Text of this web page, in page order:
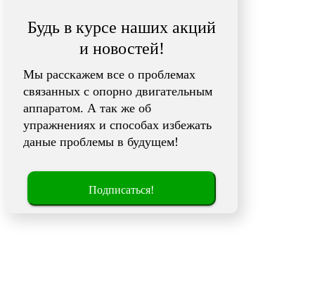
Будь в курсе наших акций
и новостей!
Мы расскажем все о проблемах
связанных с опорно двигательным
аппаратом. А так же об
упражнениях и способах избежать
даные проблемы в будущем!
Подписаться!